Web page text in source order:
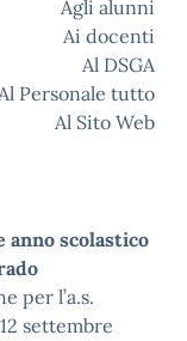
Agli alunni
Ai docenti
Al DSGA
Personale tutto
Al Sito Web
anno scolastico
per l’a.s.
settembre